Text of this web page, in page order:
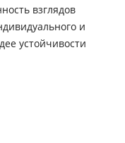
взглядов
и
устойчивости